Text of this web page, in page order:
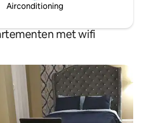
Airconditioning
met wifi